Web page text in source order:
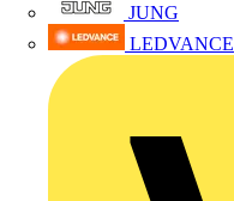
JUNG
LEDVANCE